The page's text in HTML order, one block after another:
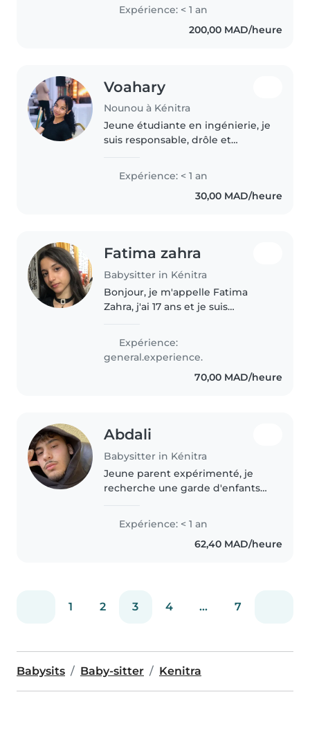
Expérience: < 1 an
200,00 MAD/heure
Voahary
Nounou à Kénitra
Jeune étudiante en ingénierie, je
suis responsable, drôle et
d'expérience officielle en garde
d'enfants, mais j'ai grandi
entourée de cousins et j'ai
Expérience: < 1 an
30,00 MAD/heure
Fatima zahra
Babysitter in Kénitra
Bonjour, je m'appelle Fatima
Zahra, j'ai 17 ans et je suis
une personne sérieuse,
responsable, patiente et
bienveillante. J'aime beaucoup
Expérience:
general.experience.
70,00 MAD/heure
Abdali
Babysitter in Kénitra
Jeune parent expérimenté, je
recherche une garde d'enfants
imaginatif et responsable. J'ai
une voiture et je suis prêt à me
déplacer. Je parle français..
Expérience: < 1 an
62,40 MAD/heure
1 2 3 4 ... 7
Babysits Baby-sitter Kenitra